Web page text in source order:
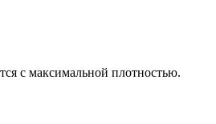
с максимальной плотностью.